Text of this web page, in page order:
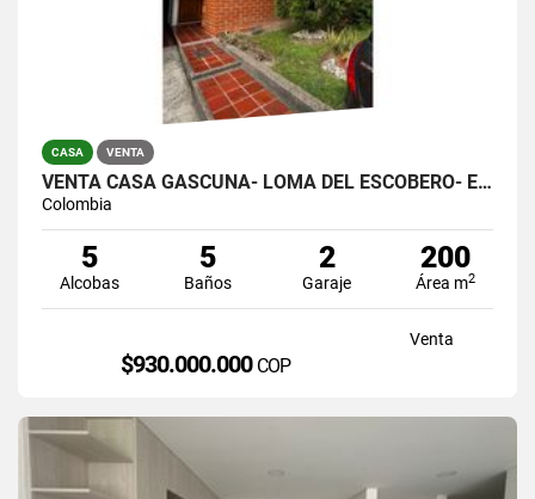
CASA VENTA
VENTA CASA GASCUÑA- LOMA DEL ESCOBERO- ENVIGADO
Colombia
5
Alcobas
5
Baños
2
Garaje
200
Área m2
Venta
$930.000.000 COP